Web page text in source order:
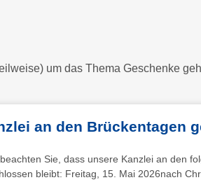
um das Thema Geschenke
an den Brückentagen
Sie, dass unsere Kanzlei an den
bleibt: Freitag, 15. Mai 2026nach